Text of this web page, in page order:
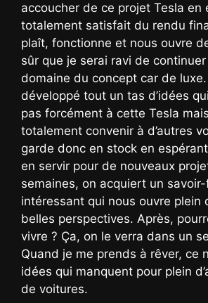
accoucher de ce projet Tesla en
totalement satisfait du rendu
plaît, fonctionne et nous ouvre
sûr que je serai ravi de
domaine du concept car de luxe.
développé tout un tas d’idées
pas forcément à cette Tesla
totalement convenir à d’autres
garde donc en stock en
en servir pour de nouveaux
semaines, on acquiert un
intéressant qui nous ouvre plein
belles perspectives. Après,
vivre ? Ça, on le verra dans un
Quand je me prends à rêver, ce
idées qui manquent pour plein
de voitures.